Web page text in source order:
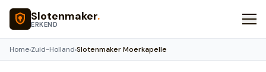
Naar hoofdinhoud
Slotenmaker.
ERKEND
Home›Zuid-Holland›Slotenmaker Moerkapelle